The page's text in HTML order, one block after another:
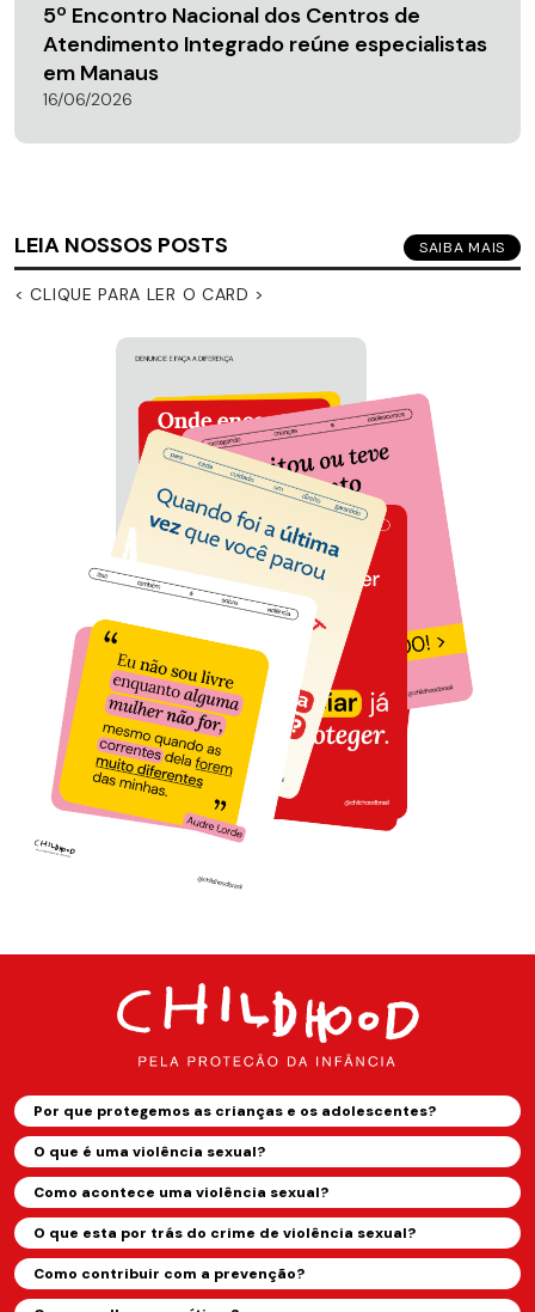
5º Encontro Nacional dos Centros de
Atendimento Integrado reúne especialistas
em Manaus
16/06/2026
LEIA NOSSOS POSTS SAIBA MAIS
< CLIQUE PARA LER O CARD >
Por que protegemos as crianças e os adolescentes?
O que é uma violência sexual?
Como acontece uma violência sexual?
O que esta por trás do crime de violência sexual?
Como contribuir com a prevenção?